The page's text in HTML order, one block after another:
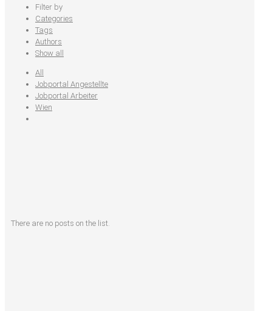
Filter by
Categories
Tags
Authors
Show all
All
Jobportal Angestellte
Jobportal Arbeiter
Wien
There are no posts on the list.